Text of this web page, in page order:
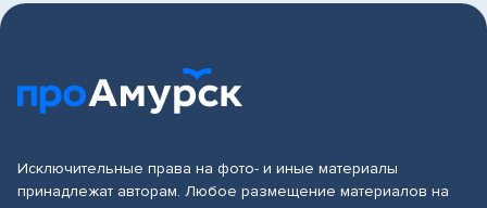
Исключительные права на фото- и иные материалы
принадлежат авторам. Любое размещение материалов на